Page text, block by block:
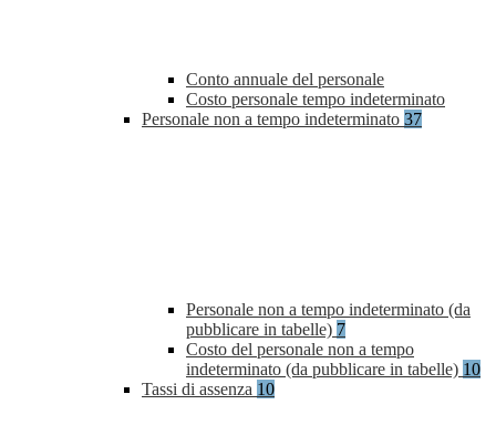
Conto annuale del personale
Costo personale tempo indeterminato
Personale non a tempo indeterminato 37
Personale non a tempo indeterminato (da
pubblicare in tabelle) 7
Costo del personale non a tempo
indeterminato (da pubblicare in tabelle) 10
Tassi di assenza 10